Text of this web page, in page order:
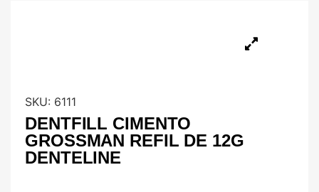
SKU: 6111
DENTFILL CIMENTO
GROSSMAN REFIL DE 12G
DENTELINE